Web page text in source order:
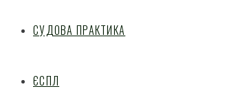
СУДОВА ПРАКТИКА
ЄСПЛ